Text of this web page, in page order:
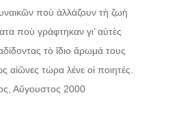
ποὺ ἀλλάζουν τὴ ζωὴ
ποὺ γράφτηκαν γι’ αὐτὲς
τὸ ἴδιο ἄρωμά τους
αἰῶνες τώρα λένε οἱ ποιητές.
Αὔγουστος 2000